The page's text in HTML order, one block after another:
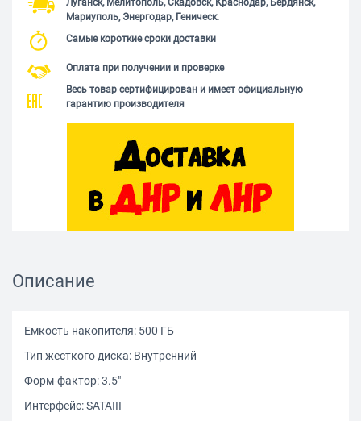
Луганск, Мелитополь, Скадовск, Краснодар, Бердянск,
Мариуполь, Энергодар, Геническ.
Самые короткие сроки доставки
Оплата при получении и проверке
Весь товар сертифицирован и имеет официальную
гарантию производителя
Описание
Емкость накопителя: 500 ГБ
Тип жесткого диска: Внутренний
Форм-фактор: 3.5"
Интерфейс: SATAIII